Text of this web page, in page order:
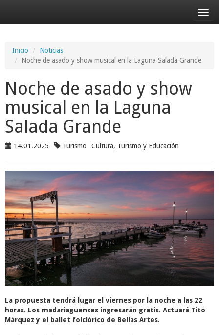
Inicio
Noticias
Noche de asado y show musical en la Laguna Salada Grande
Noche de asado y show
musical en la Laguna
Salada Grande
14.01.2025 Turismo Cultura, Turismo y Educación
La propuesta tendrá lugar el viernes por la noche a las 22
horas. Los madariaguenses ingresarán gratis. Actuará Tito
Márquez y el ballet folclórico de Bellas Artes.